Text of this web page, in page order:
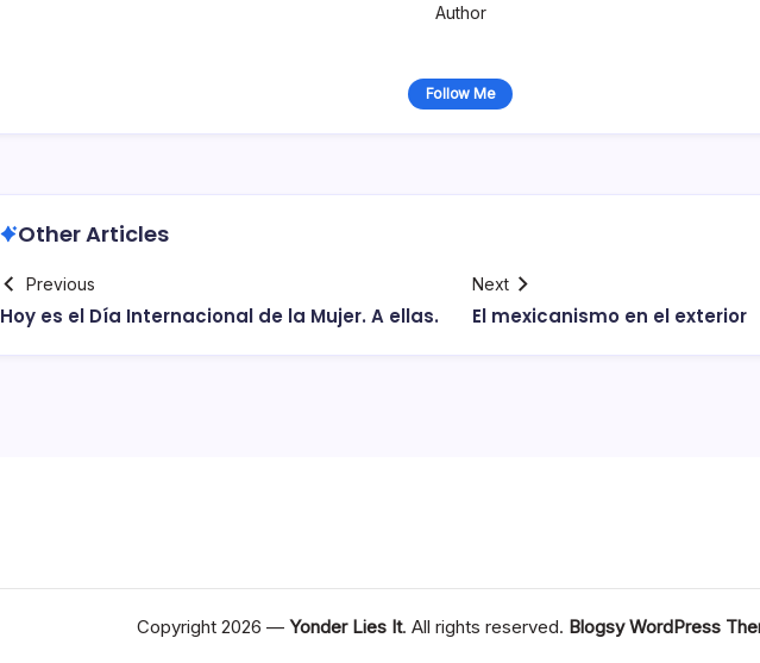
Author
Follow Me
Other Articles
Previous
Hoy es el Dí­a Internacional de la Mujer. A ellas.
Next
El mexicanismo en el exterior
Copyright 2026 — Yonder Lies It. All rights reserved. Blogsy WordPress